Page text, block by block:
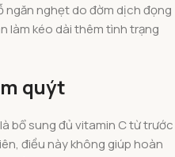
ngăn nghẹt do đờm dịch đọng
làm kéo dài thêm tình trạng
quýt
bổ sung đủ vitamin C từ trước
điều này không giúp hoàn